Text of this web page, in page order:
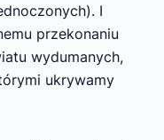
I
przekonaniu
wydumanych,
ukrywamy